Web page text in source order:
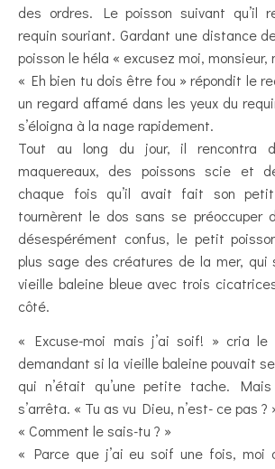
des ordres. Le poisson suivant qu’il
requin souriant. Gardant une distance
poisson le héla « excusez moi, monsieur,
« Eh bien tu dois être fou » répondit le
un regard affamé dans les yeux du
s’éloigna à la nage rapidement.
Tout au long du jour, il rencontra
maquereaux, des poissons scie et
chaque fois qu’il avait fait son
tournèrent le dos sans se préoccuper
désespérément confus, le petit
plus sage des créatures de la mer, qui
vieille baleine bleue avec trois
côté.
« Excuse-moi mais j’ai soif! » cria
demandant si la vieille baleine pouvait
qui n’était qu’une petite tache.
s’arrêta. « Tu as vu Dieu, n’est- ce pas ?
« Comment le sais-tu ? »
« Parce que j’ai eu soif une fois, moi